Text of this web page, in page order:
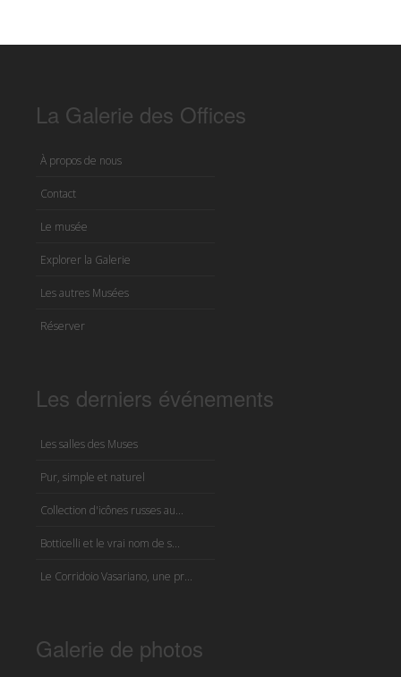
La Galerie des Offices
À propos de nous
Contact
Le musée
Explorer la Galerie
Les autres Musées
Réserver
Les derniers événements
Les salles des Muses
Pur, simple et naturel
Collection d'icônes russes au...
Botticelli et le vrai nom de s...
Le Corridoio Vasariano, une pr...
Galerie de photos